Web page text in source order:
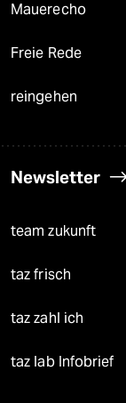
Mauerecho
Freie Rede
reingehen
Newsletter
team zukunft
taz frisch
taz zahl ich
taz lab Infobrief